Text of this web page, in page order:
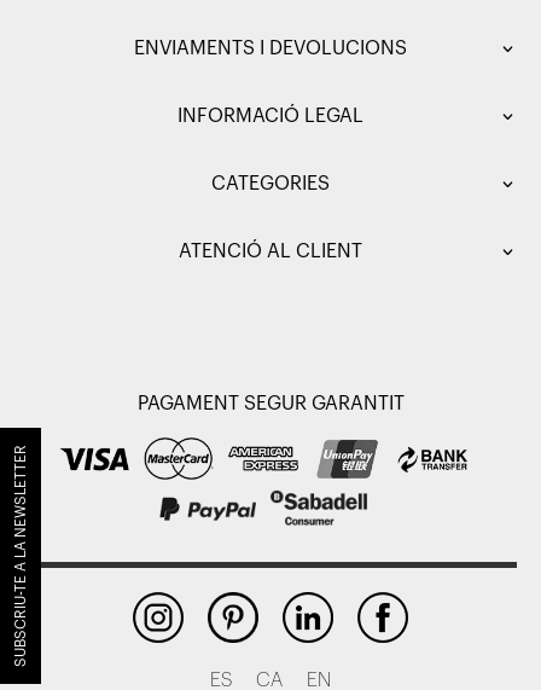
ENVIAMENTS I DEVOLUCIONS
INFORMACIÓ LEGAL
CATEGORIES
ATENCIÓ AL CLIENT
PAGAMENT SEGUR GARANTIT
SUBSCRIU-TE A LA NEWSLETTER
ES CA EN